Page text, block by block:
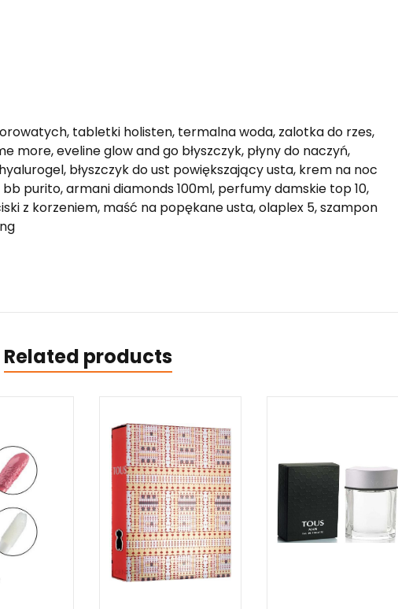
tabletki holisten, termalna woda, zalotka do rzes,
more, eveline glow and go błyszczyk, płyny do naczyń,
błyszczyk do ust powiększający usta, krem na noc
purito, armani diamonds 100ml, perfumy damskie top 10,
z korzeniem, maść na popękane usta, olaplex 5, szampon
Related products